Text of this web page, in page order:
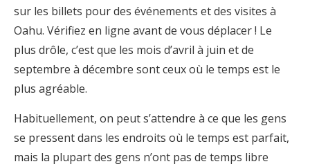
sur les billets pour des événements et des visites à
Oahu. Vérifiez en ligne avant de vous déplacer ! Le
plus drôle, c’est que les mois d’avril à juin et de
septembre à décembre sont ceux où le temps est le
plus agréable.
Habituellement, on peut s’attendre à ce que les gens
se pressent dans les endroits où le temps est parfait,
mais la plupart des gens n’ont pas de temps libre